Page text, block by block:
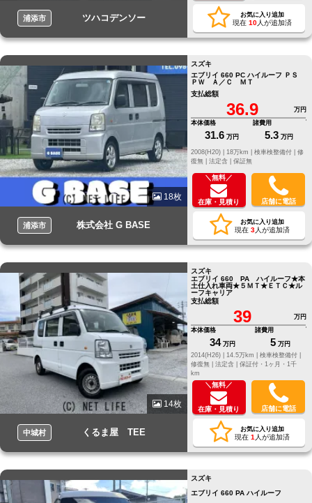
浦添市 ツハコデンソー お気に入り追加
現在 10人が追加済
18枚
浦添市 株式会社 G BASE
スズキ
エブリイ 660 PC ハイルーフ ＰＳ
ＰＷ Ａ／Ｃ ＭＴ
支払総額
36.9
万円
本体価格
31.6 万円
諸費用
5.3 万円
修
復無 | 法定含 | 保証無
＼無料／
在庫・見積り 店舗に電話
お気に入り追加
現在 3人が追加済
14枚
中城村 くるま屋 TEE
スズキ
エブリイ 660 PA ハイルーフ★本
土仕入れ車両★５ＭＴ★ＥＴＣ★ル
ーフキャリア
支払総額
39
万円
本体価格
34 万円
諸費用
5 万円
2014(H26) |
14.5万km |
検車検整備付 |
修復無 | 法定含 | 保証付・1ヶ月・1千
km
＼無料／
在庫・見積り 店舗に電話
お気に入り追加
現在 1 人が追加済
スズキ
エブリイ 660 PA ハイルーフ